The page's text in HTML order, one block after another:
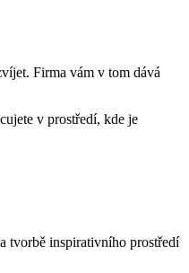
Firma vám v tom dává
v prostředí, kde je
tvorbě inspirativního prostředí